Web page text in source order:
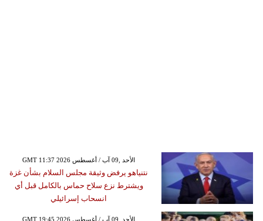
GMT 11:37 2026 الأحد ,09 آب / أغسطس
نتنياهو يرفض وثيقة مجلس السلام بشأن غزة
ويشترط نزع سلاح حماس بالكامل قبل أي
انسحاب إسرائيلي
GMT 19:45 2026 الأحد ,09 آب / أغسطس